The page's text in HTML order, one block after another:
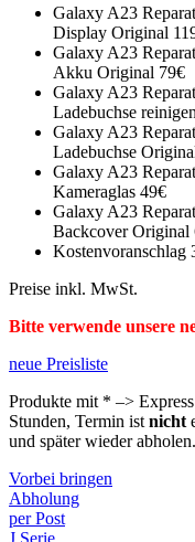
Galaxy A23
Display Original
Galaxy A23
Akku Original 79€
Galaxy A23
Ladebuchse
Galaxy A23
Ladebuchse
Galaxy A23
Kameraglas 49€
Galaxy A23
Backcover Original
Kostenvoranschlag
Preise inkl. MwSt.
Bitte verwende unsere
neue Preisliste
Produkte mit * –>
Stunden, Termin ist nicht
und später wieder abholen.
Vorbei bringen
Abholung
per Post
J Serie